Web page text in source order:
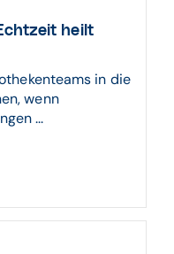
heilt
in die
wenn
...